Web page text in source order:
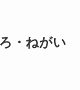
・ねがい